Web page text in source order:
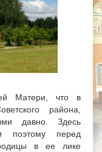
Матери, что в
района,
давно. Здесь
поэтому перед
в ее лике